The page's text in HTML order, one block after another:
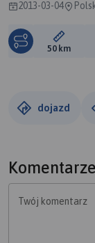
2013-03-04
50 km
dojazd
Komentarze
Twój komentarz